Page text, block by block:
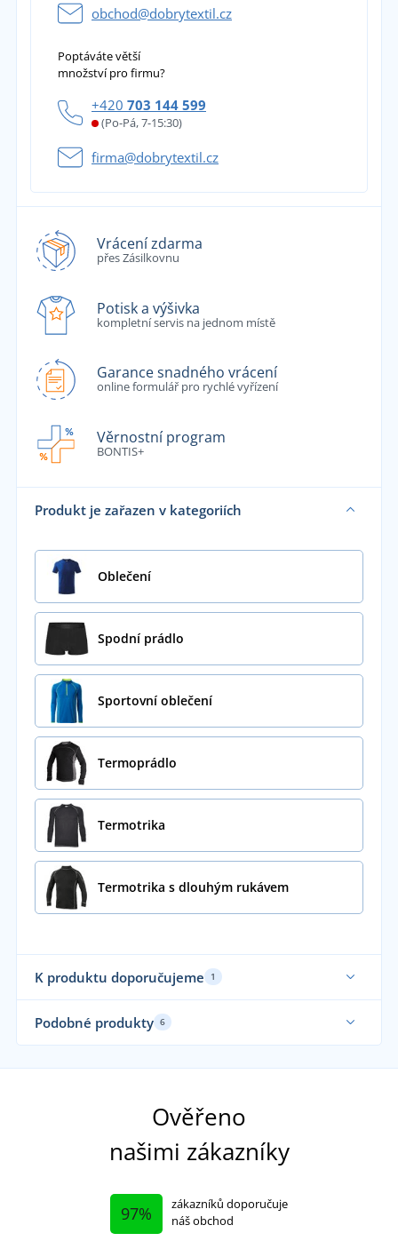
obchod@dobrytextil.cz
Poptáváte větší
množství pro firmu?
+420 703 144 599
(Po-Pá, 7-15:30)
firma@dobrytextil.cz
Vrácení zdarma
přes Zásilkovnu
Potisk a výšivka
kompletní servis na jednom místě
Garance snadného vrácení
online formulář pro rychlé vyřízení
Věrnostní program
BONTIS+
Produkt je zařazen v kategoriích
Oblečení
Spodní prádlo
Sportovní oblečení
Termoprádlo
Termotrika
Termotrika s dlouhým rukávem
K produktu doporučujeme 1
Podobné produkty 6
Ověřeno
našimi zákazníky
97%
zákazníků doporučuje
náš obchod